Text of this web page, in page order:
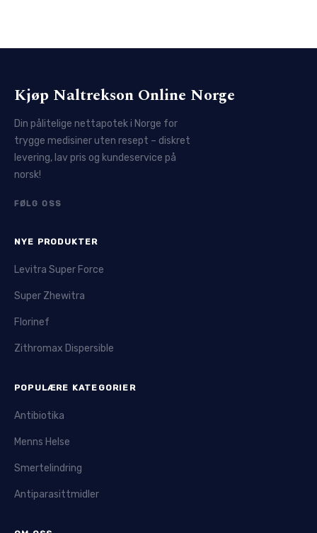
Kjøp Naltrekson Online Norge
Din pålitelige nettapotek i Norge for
trygge medisiner uten resept – diskret
levering, lav pris og kundeservice på
norsk!
FØLG OSS
NYE PRODUKTER
Levitra Super Force
Super Zhewitra
Florinef
Zithromax Dispersible
POPULÆRE KATEGORIER
Antibiotika
Menns Helse
Smertelindring
Antiparasittmidler